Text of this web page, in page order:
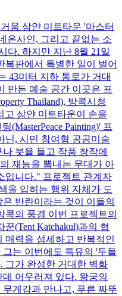
움 삼얀 미트타운 '마스터
온사인, 그리고 끝없는 소
다. 하지만 지난 8월 21일
복판에서 특별한 일이 벌어
43미터 지하 통로가 거대
만든 예술 공간 이곳은 프
Thailand), 방콕시청
고 삼얀 미트타운이 손을
(MasterPeace Painting)' 프
닌, 시민 참여형 공공미술
붓을 들고 작품 창작에
재능을 뽐내는 무대가 아
입니다." 프로젝트 관계자
을 입히는 행위 자체가 도
반란이라는 것이 이들의
콕의 풍경 이번 프로젝트의
(Tent Katchakul)과의 협
매력을 섬세하고 반복적인
는 이번에도 특유의 '두들
그가 완성한 거대한 벽화
어우러져 있다. 왕궁의
게감과 만나고, 푸른 짜뚜